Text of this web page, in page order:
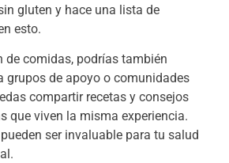
gluten y hace una lista de
esto.
de comidas, podrías también
grupos de apoyo o comunidades
compartir recetas y consejos
que viven la misma experiencia.
ser invaluable para tu salud